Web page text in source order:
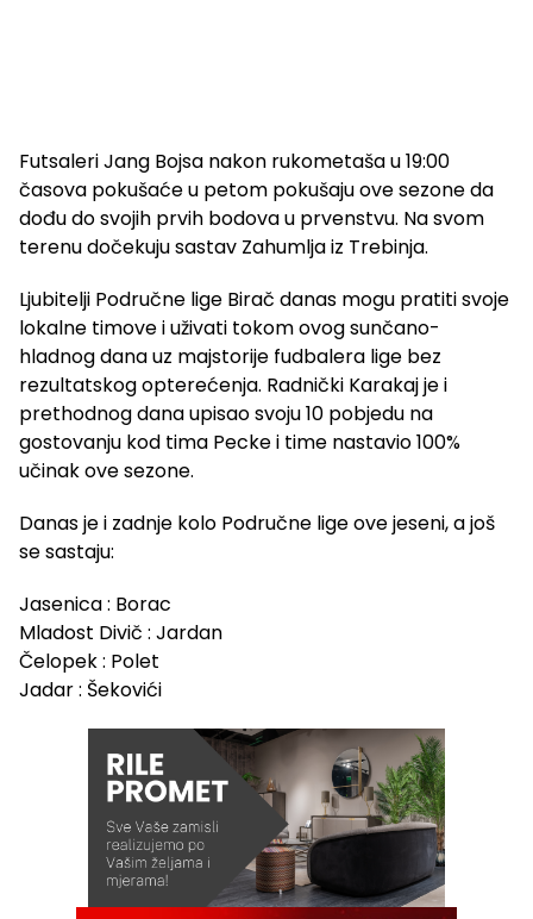
Futsaleri Jang Bojsa nakon rukometaša u 19:00
časova pokušaće u petom pokušaju ove sezone da
dođu do svojih prvih bodova u prvenstvu. Na svom
terenu dočekuju sastav Zahumlja iz Trebinja.
Ljubitelji Područne lige Birač danas mogu pratiti svoje
lokalne timove i uživati tokom ovog sunčano-
hladnog dana uz majstorije fudbalera lige bez
rezultatskog opterećenja. Radnički Karakaj je i
prethodnog dana upisao svoju 10 pobjedu na
gostovanju kod tima Pecke i time nastavio 100%
učinak ove sezone.
Danas je i zadnje kolo Područne lige ove jeseni, a još
se sastaju:
Jasenica : Borac
Mladost Divič : Jardan
Čelopek : Polet
Jadar : Šekovići